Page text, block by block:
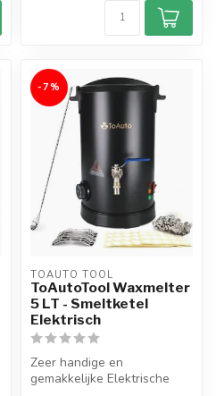
-7%
TOAUTO TOOL
ToAutoTool Waxmelter
5 LT - Smeltketel
Elektrisch
Zeer handige en
gemakkelijke Elektrische